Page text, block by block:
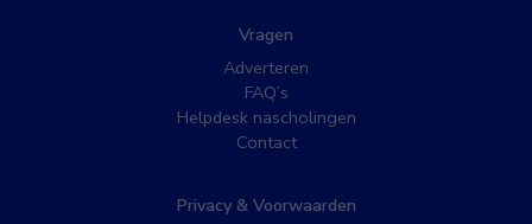
Vragen
Adverteren
FAQ’s
Helpdesk nascholingen
Contact
Privacy & Voorwaarden